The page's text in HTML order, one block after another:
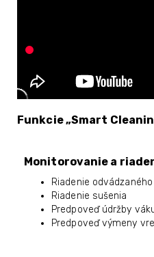
Funkcie „Smart
Monitorovanie a
Riadenie
Riadenie sušenia
Predpoveď údržby
Predpoveď výmeny